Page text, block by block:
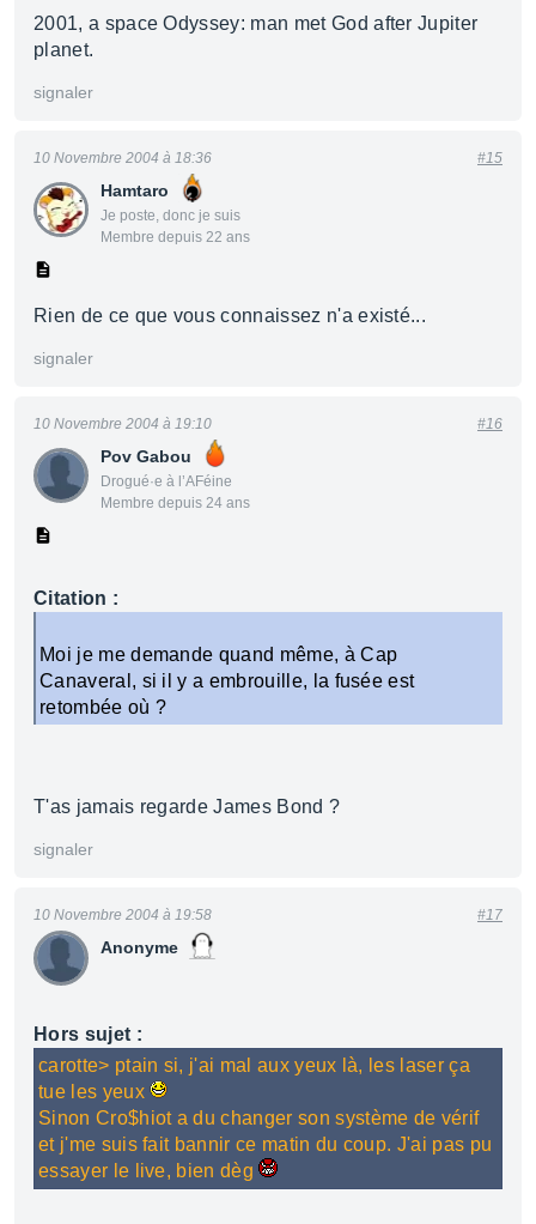
2001, a space Odyssey: man met God after Jupiter
planet.
signaler
Hamtaro
Je poste, donc je suis
Membre depuis 22 ans
10 Novembre 2004 à 18:36 #15
Rien de ce que vous connaissez n'a existé...
signaler
Pov Gabou
Drogué·e à l’AFéine
Membre depuis 24 ans
10 Novembre 2004 à 19:10 #16
Citation :
Moi je me demande quand même, à Cap
Canaveral, si il y a embrouille, la fusée est
retombée où ?
T'as jamais regarde James Bond ?
signaler
Anonyme
10 Novembre 2004 à 19:58 #17
Hors sujet :
carotte> ptain si, j'ai mal aux yeux là, les laser ça
tue les yeux
Sinon Cro$hiot a du changer son système de vérif
et j'me suis fait bannir ce matin du coup. J'ai pas pu
essayer le live, bien dèg